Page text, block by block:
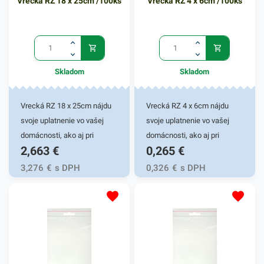
Skladom
Vrecká RZ 18 x 25cm nájdu
svoje uplatnenie vo vašej
domácnosti, ako aj pri
rôznych pracovných
činnostiach.
Rýchlouzatváracie vrecká sú
vhodné pre uskladňovanie
malých predmetov rôzneho
2,663 €
3,276 € s DPH
Skladom
Vrecká RZ 4 x 6cm nájdu
svoje uplatnenie vo vašej
domácnosti, ako aj pri
rôznych pracovných
činnostiach.
Rýchlouzatváracie vrecká sú
vhodné pre uskladňovanie
malých predmetov rôzneho
0,265 €
0,326 € s DPH